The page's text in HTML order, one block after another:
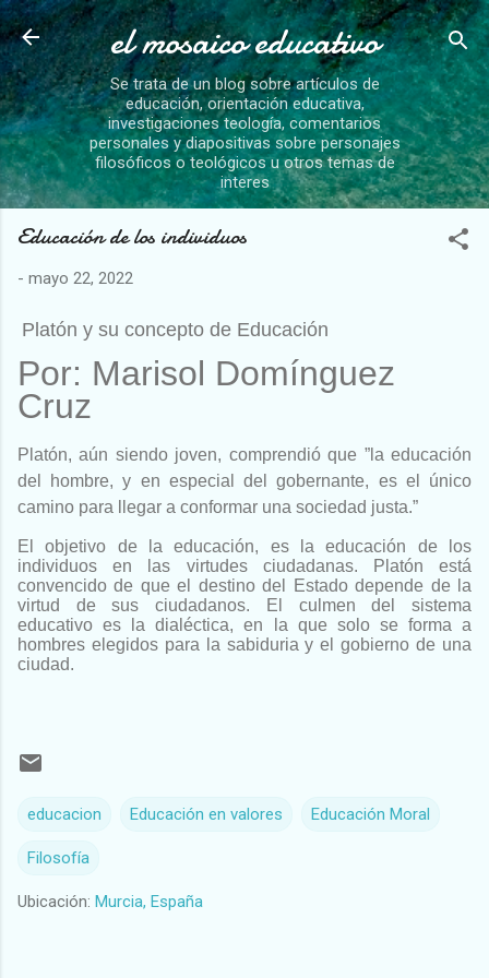
Ir al contenido principal
el mosaico educativo
Se trata de un blog sobre artículos de
educación, orientación educativa,
investigaciones teología, comentarios
personales y diapositivas sobre personajes
filosóficos o teológicos u otros temas de
interes
Educación de los individuos
- mayo 22, 2022
Platón y su concepto de Educación
Por: Marisol Domínguez
Cruz
Platón, aún siendo joven, comprendió que ”la educación
del hombre, y en especial del gobernante, es el único
camino para llegar a conformar una sociedad justa.”
El objetivo de la educación, es la educación de los
individuos en las virtudes ciudadanas. Platón está
convencido de que el destino del Estadodepende de la
virtud de sus ciudadanos. El culmen del sistema
educativoes la dialéctica, en la que solo se forma a
hombres elegidos para la sabiduria y el gobierno de una
ciudad.
educacion Educación en valores Educación Moral
Filosofía
Ubicación: Murcia, España